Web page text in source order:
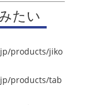
たい
products/jiko
products/tab